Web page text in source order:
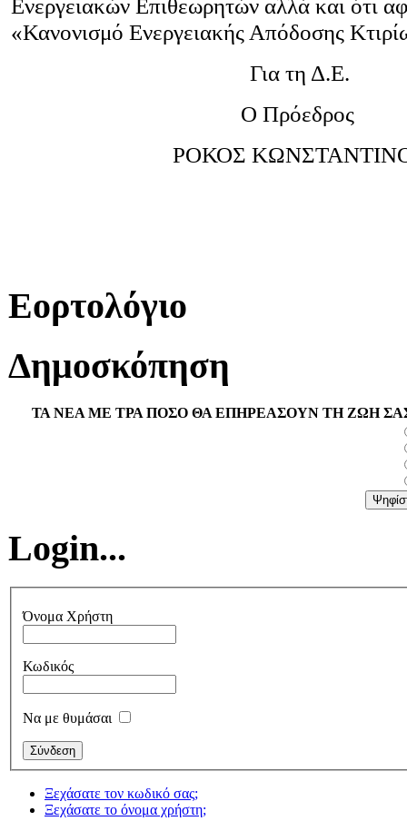
Ενεργειακών Επιθεωρητών αλλά και ότι
«Κανονισμό Ενεργειακής Απόδοσης
Για τη Δ.Ε.
Ο Πρόεδρος
ΡΟΚΟΣ
Εορτολόγιο
Δημοσκόπηση
ΤΑ ΝΕΑ ΜΕ ΤΡΑ ΠΟΣΟ ΘΑ ΕΠΗΡΕΑΣΟΥΝ ΤΗ ΖΩΗ
Login...
Όνομα Χρήστη
Κωδικός
Να με θυμάσαι
Ξεχάσατε τον κωδικό σας;
Ξεχάσατε το όνομα χρήστη;